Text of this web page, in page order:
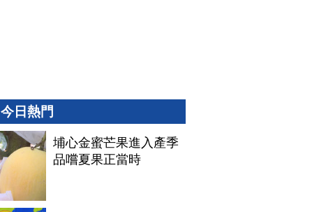
今日熱門
埔心金蜜芒果進入產季
品嚐夏果正當時